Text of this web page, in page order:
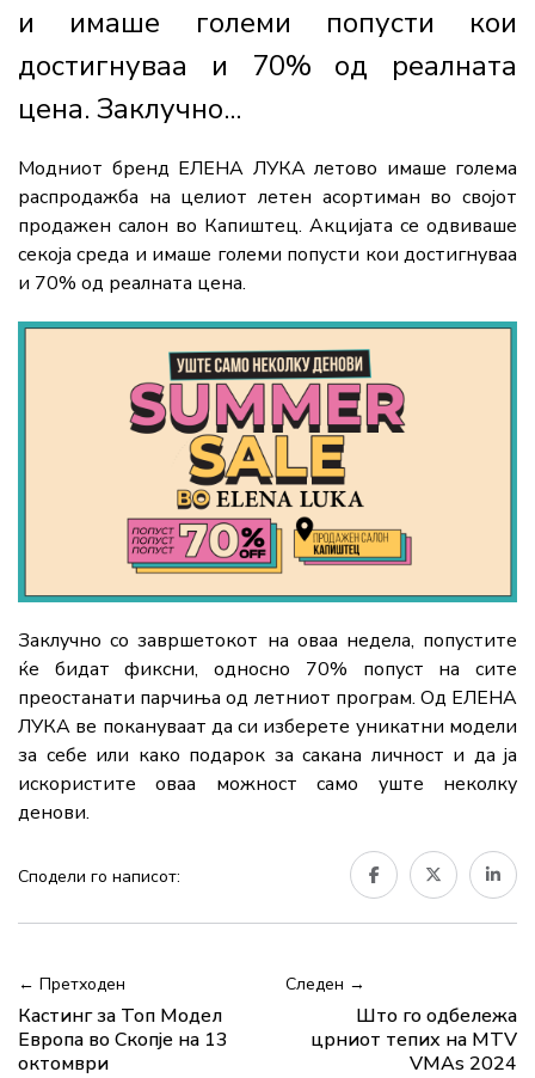
и имаше големи попусти кои
достигнуваа и 70% од реалната
цена. Заклучно...
Модниот бренд ЕЛЕНА ЛУКА летово имаше голема
распродажба на целиот летен асортиман во својот
продажен салон во Капиштец. Акцијата се одвиваше
секоја среда и имаше големи попусти кои достигнуваа
и 70% од реалната цена.
Заклучно со завршетокот на оваа недела, попустите
ќе бидат фиксни, односно 70% попуст на сите
преостанати парчиња од летниот програм. Од ЕЛЕНА
ЛУКА ве покануваат да си изберете уникатни модели
за себе или како подарок за сакана личност и да ја
искористите оваа можност само уште неколку
денови.
Сподели го написот:
← Претходен
Кастинг за Топ Модел
Европа во Скопје на 13
октомври
Следен →
Што го одбележа
црниот тепих на MTV
VMAs 2024